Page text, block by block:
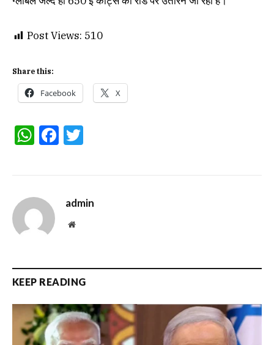
Post Views: 510
Share this:
Facebook X
WhatsApp
Facebook
admin
Website
KEEP READING